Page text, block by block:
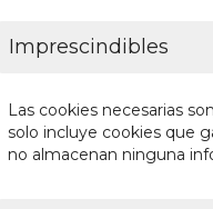
Imprescindibles
Las cookies necesarias
solo incluye cookies que
no almacenan ninguna